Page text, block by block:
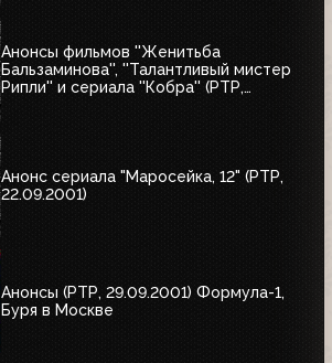
Анонсы фильмов ''Женитьба
Бальзаминова'', ''Талантливый мистер
Рипли'' и сериала ''Кобра'' (РТР,
Анонс сериала "Маросейка, 12" (РТР,
22.09.2001)
Анонсы (РТР, 29.09.2001) Формула-1,
Буря в Москве